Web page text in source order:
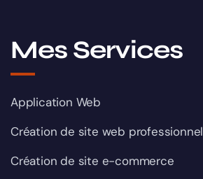
Mes Services
Application Web
Création de site web professionnel
Création de site e-commerce